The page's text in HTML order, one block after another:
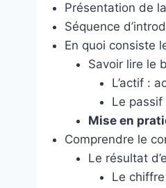
Présentation de
Séquence
En quoi consiste
Savoir lire le
L’actif :
Le
Mise en
Comprendre le
Le résultat
Le chiffre